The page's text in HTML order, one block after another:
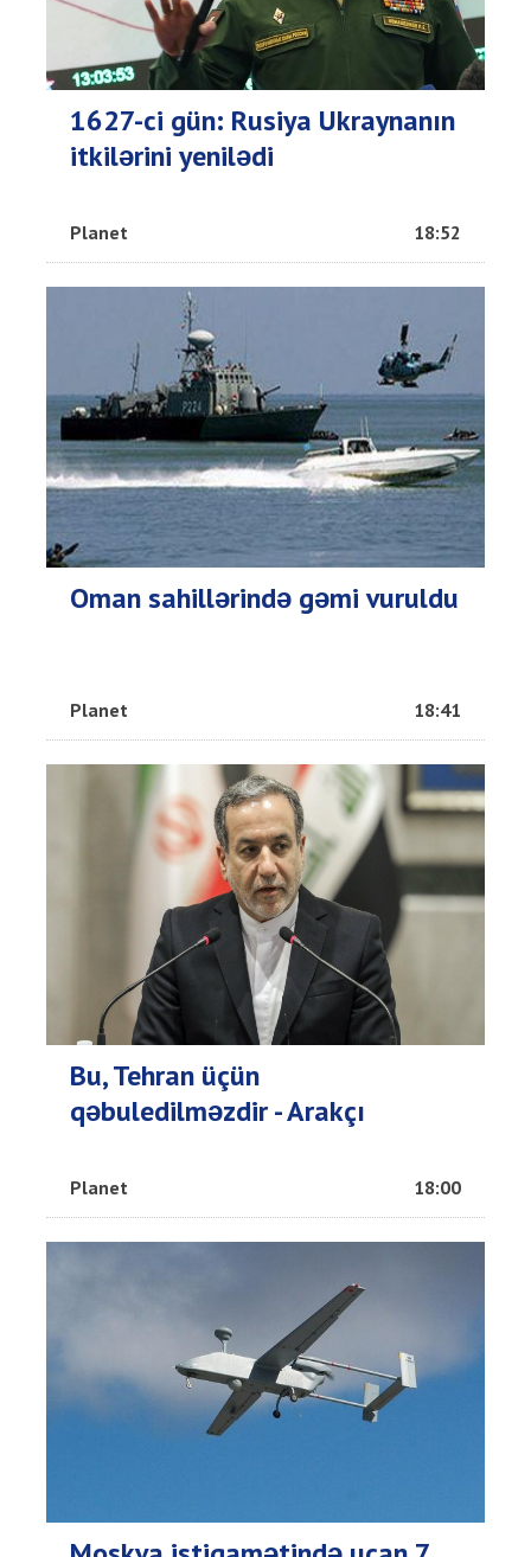
1627-ci gün: Rusiya Ukraynanın
itkilərini yenilədi
Planet 18:52
Oman sahillərində gəmi vuruldu
Planet 18:41
Bu, Tehran üçün
qəbuledilməzdir - Arakçı
Planet 18:00